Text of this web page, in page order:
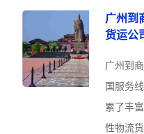
广州到
货运公
广州到
国服务
累了丰
性物流